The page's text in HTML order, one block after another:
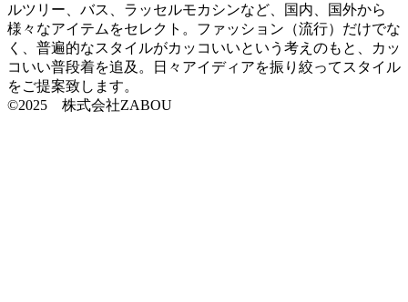
ルツリー、バス、ラッセルモカシンなど、国内、国外から
様々なアイテムをセレクト。ファッション（流行）だけでな
く、普遍的なスタイルがカッコいいという考えのもと、カッ
コいい普段着を追及。日々アイディアを振り絞ってスタイル
をご提案致します。
©2025 株式会社ZABOU